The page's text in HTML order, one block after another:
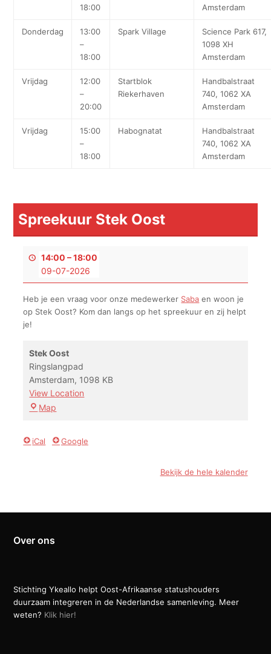
18:00
Amsterdam
Donderdag
13:00
–
18:00
Spark Village
Science Park 617,
1098 XH
Amsterdam
Vrijdag
12:00
–
20:00
Startblok
Riekerhaven
Handbalstraat
740, 1062 XA
Amsterdam
Vrijdag
15:00
–
18:00
Habognatat
Handbalstraat
740, 1062 XA
Amsterdam
Spreekuur Stek Oost
14:00 –18:00
09-07-2026
Heb je een vraag voor onze medewerker Saba en woon je
op Stek Oost? Kom dan langs op het spreekuur en zij helpt
je!
Stek Oost
Ringslangpad
Amsterdam, 1098 KB
View Location
Map
iCal Google
Bekijk de hele kalender
Over ons
Stichting Ykeallo helpt Oost-Afrikaanse statushouders
duurzaam integreren in de Nederlandse samenleving. Meer
weten? Klik hier!